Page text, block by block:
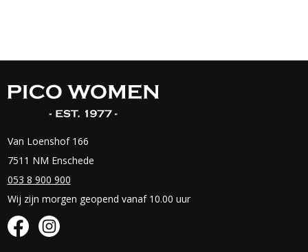
Van Loenshof 166
7511 NM Enschede
053 8 900 900
Wij zijn morgen geopend vanaf 10.00 uur